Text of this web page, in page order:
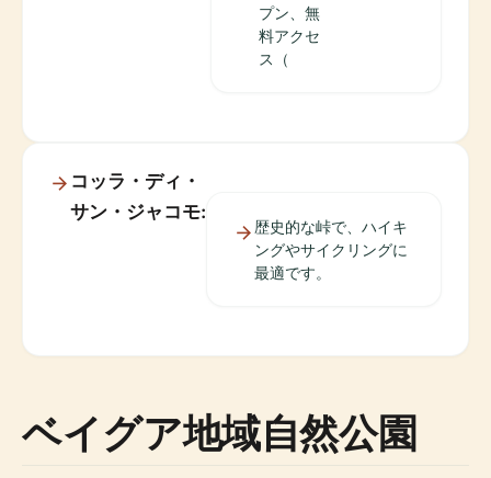
プン、無
料アクセ
ス（
コッラ・ディ・
サン・ジャコモ:
歴史的な峠で、ハイキ
ングやサイクリングに
最適です。
ベイグア地域自然公園